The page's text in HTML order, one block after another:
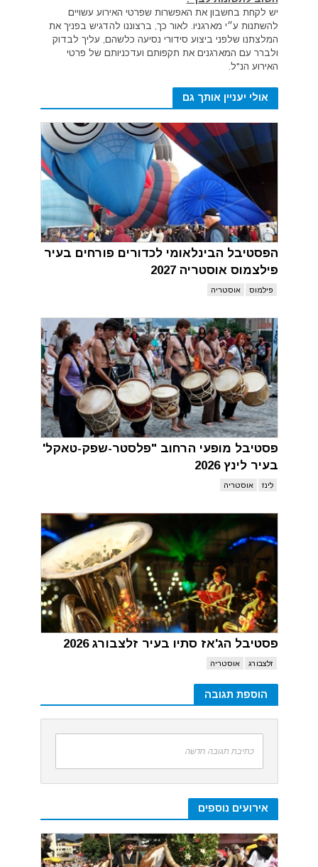
יש לקחת בחשבון את האפשרות שפרטי האירוע עשויים
להשתנות ע״י מארגניו. לאור כך, ברצוננו להדגיש בפניך את
המלצתנו שלפני ביצוע סידורי נסיעה כלשהם, עליך לבדוק
ולברר עם המארגנים את תקפותם ועדכניותם של פרטי
האירוע הנ"ל.
אולי יעניין אותך גם
הפסטיבל הבינלאומי לכדורים פורחים בעיר
פילצמוס אוסטריה 2027
פילמוס אוסטריה
פסטיבל מופעי הרחוב "פלסטר-שפק-טאקל'
בעיר לינץ 2026
לינז אוסטריה
פסטיבל הג'אז סתיו בעיר זלצבורג 2026
זלצבורג אוסטריה
הוספת תגובה
כתיבת תגובה חדשה
אירועים נוספים